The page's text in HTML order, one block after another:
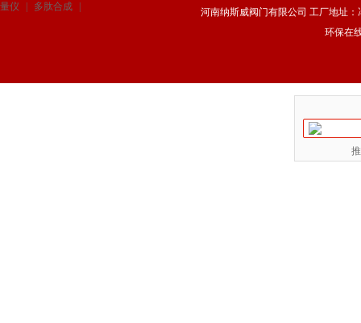
量仪 多肽合成
河南纳斯威阀门有限公司 工厂地址：
环保在